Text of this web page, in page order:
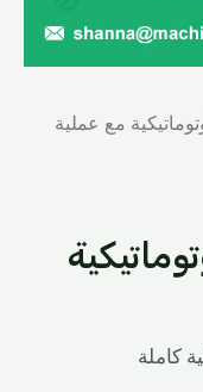
مع عملية
كاملة